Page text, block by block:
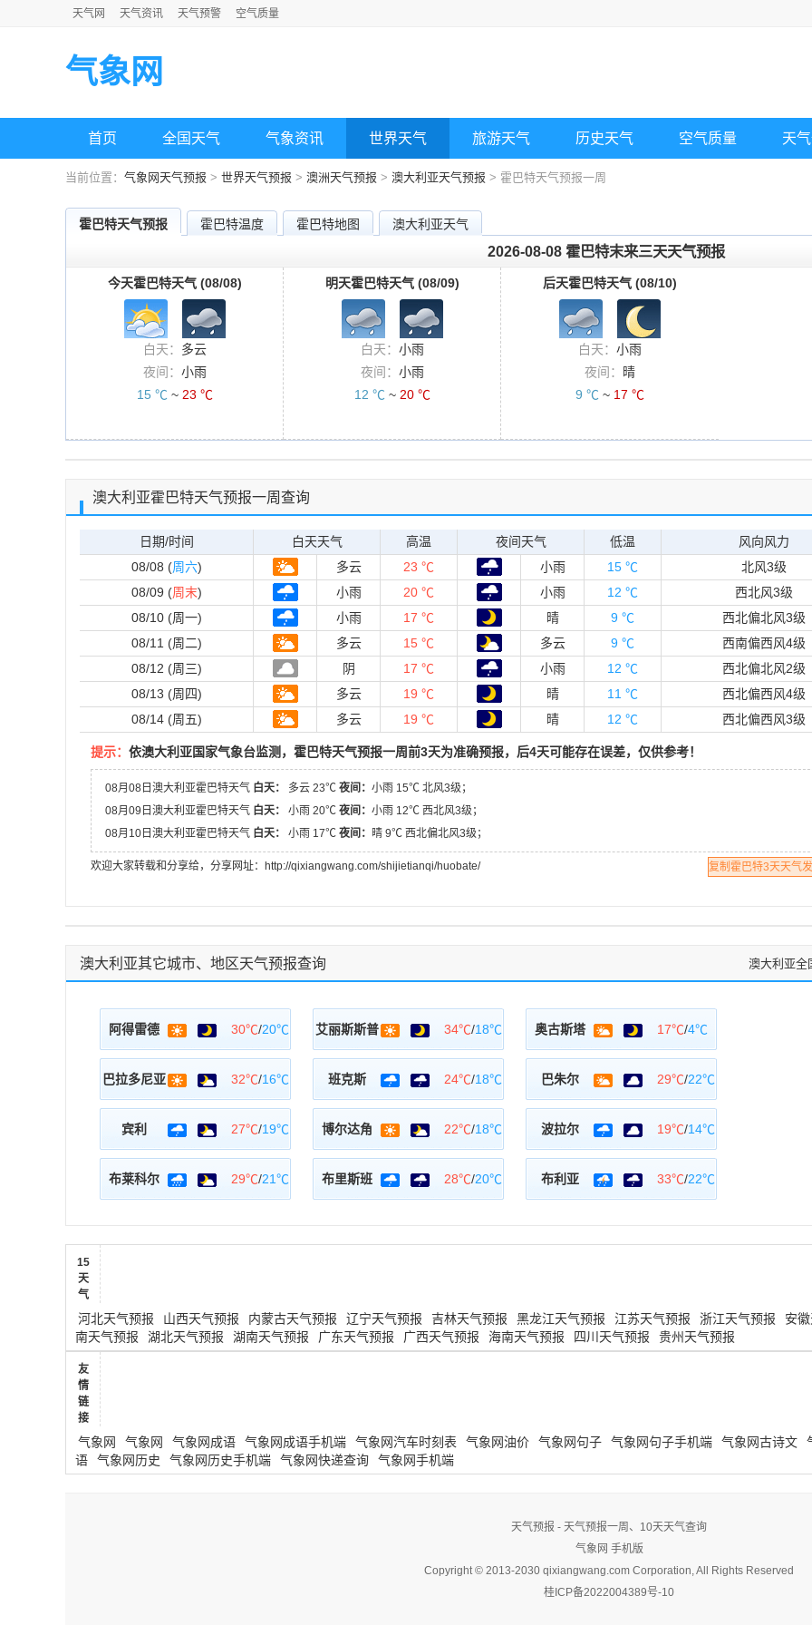
天气网 天气资讯 天气预警 空气质量
气象网
首页 全国天气 气象资讯 世界天气 旅游天气 历史天气 空气质量 天
当前位置： 气象网天气预报 > 世界天气预报 > 澳洲天气预报 > 澳大利亚天气预报 > 霍巴特天气预报一周
霍巴特天气预报 霍巴特温度 霍巴特地图 澳大利亚天气
2026-08-08 霍巴特末来三天天气预报
今天霍巴特天气 (08/08)
白天： 多云
夜间： 小雨
15 ℃ ~ 23 ℃
明天霍巴特天气 (08/09)
白天： 小雨
夜间： 小雨
12 ℃ ~ 20 ℃
后天霍巴特天气 (08/10)
白天： 小雨
夜间：
晴
9 ℃ ~ 17 ℃
澳大利亚霍巴特天气预报一周查询
日期/时间 白天天气 高温 夜间天气 低温
风向风力
08/08 (周六) 多云 23 ℃ 小雨 15 ℃
北风3级
08/09 (周末) 小雨 20 ℃ 小雨 12 ℃
西北风3级
08/10 (周一)
小雨 17 ℃ 晴 9 ℃
西北偏北风3级
08/11 (周二)
多云 15 ℃ 多云 9 ℃
西南偏西风4级
08/12 (周三)
阴 17 ℃ 小雨 12 ℃
西北偏北风2级
08/13 (周四)
多云 19 ℃ 晴 11 ℃
西北偏西风4级
08/14 (周五)
多云 19 ℃ 晴 12 ℃ 西北偏西风3级
提示： 依澳大利亚国家气象台监测，霍巴特天气预报一周前3天为准确预报，后4天可能存在误差，仅供参考！
08月08日澳大利亚霍巴特天气 白天： 多云 23℃ 夜间： 小雨 15℃ 北风3级；
08月09日澳大利亚霍巴特天气 白天： 小雨 20℃ 夜间： 小雨 12℃ 西北风3级；
08月10日澳大利亚霍巴特天气 白天： 小雨 17℃ 夜间： 晴 9℃ 西北偏北风3级；
欢迎大家转载和分享给，分享网址：http://qixiangwang.com/shijietianqi/huobate/ 复制霍巴特3天天气
澳大利亚其它城市、地区天气预报查询 澳大利亚全
阿得雷德 30℃/20℃ 艾丽斯斯普 34℃/18℃ 奥古斯塔 17℃/4℃
巴拉多尼亚 32℃/16℃ 班克斯 24℃/18℃ 巴朱尔 29℃/22℃
宾利 27℃/19℃ 博尔达角 22℃/18℃ 波拉尔 19℃/14℃
布莱科尔 29℃/21℃ 布里斯班 28℃/20℃ 布利亚 33℃/22℃
15
天
气
河北天气预报 山西天气预报 内蒙古天气预报 辽宁天气预报 吉林天气预报 黑龙江天气预报 江苏天气预报 浙江天气预报 安
南天气预报
湖北天气预报 湖南天气预报 广东天气预报 广西天气预报 海南天气预报 四川天气预报 贵州天气预报
友
情
链
接
气象网 气象网 气象网成语 气象网成语手机端 气象网汽车时刻表 气象网油价 气象网句子 气象网句子手机端 气象网古诗文
语
气象网历史 气象网历史手机端 气象网快递查询 气象网手机端
天气预报 - 天气预报一周、10天天气查询
气象网 手机版
Copyright © 2013-2030 qixiangwang.com Corporation, All Rights Reserved
桂ICP备2022004389号-10